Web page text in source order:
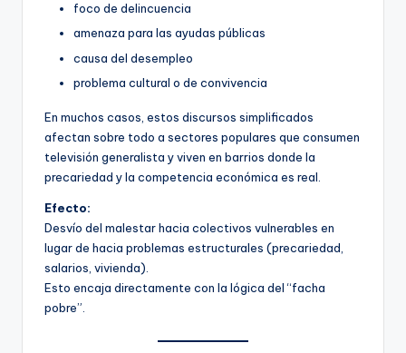
foco de delincuencia
amenaza para las ayudas públicas
causa del desempleo
problema cultural o de convivencia
En muchos casos, estos discursos simplificados
afectan sobre todo a sectores populares que consumen
televisión generalista y viven en barrios donde la
precariedad y la competencia económica es real.
Efecto:
Desvío del malestar hacia colectivos vulnerables en
lugar de hacia problemas estructurales (precariedad,
salarios, vivienda).
Esto encaja directamente con la lógica del “facha
pobre”.